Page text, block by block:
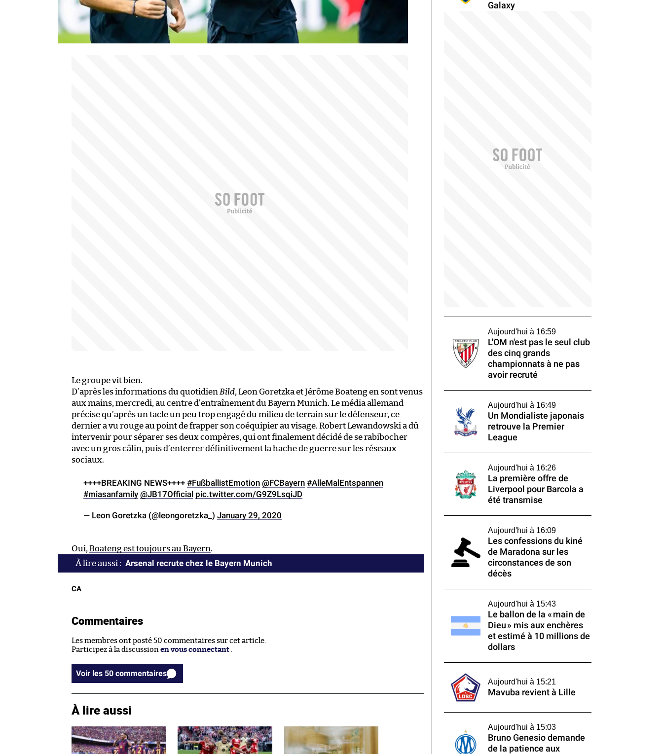
Le groupe vit bien.
D’après les informations du quotidien Bild, Leon Goretzka et Jérôme Boateng en sont venus
aux mains, mercredi, au centre d’entraînement du Bayern Munich. Le média allemand
précise qu’après un tacle un peu trop engagé du milieu de terrain sur le défenseur, ce
dernier a vu rouge au point de frapper son coéquipier au visage. Robert Lewandowski a dû
intervenir pour séparer ses deux compères, qui ont finalement décidé de se rabibocher
avec un gros câlin, puis d’enterrer définitivement la hache de guerre sur les réseaux
sociaux.
++++BREAKING NEWS++++ #FußballistEmotion @FCBayern #AlleMalEntspannen
#miasanfamily @JB17Official pic.twitter.com/G9Z9LsqiJD
— Leon Goretzka (@leongoretzka_) January 29, 2020
Oui, Boateng est toujours au Bayern.
Arsenal recrute chez le Bayern Munich
CA
Commentaires
Les membres ont posté 50 commentaires sur cet article.
Participez à la discussion en vous connectant
Voir les 50 commentaires
À lire aussi
Galaxy
Aujourd'hui à 16:59
L'OM n'est pas le seul club
des cinq grands
championnats à ne pas
avoir recruté
Aujourd'hui à 16:49
Un Mondialiste japonais
retrouve la Premier
League
Aujourd'hui à 16:26
La première offre de
Liverpool pour Barcola a
été transmise
Aujourd'hui à 16:09
Les confessions du kiné
de Maradona sur les
circonstances de son
décès
Aujourd'hui à 15:43
Le ballon de la « main de
Dieu » mis aux enchères
et estimé à 10 millions de
dollars
Aujourd'hui à 15:21
Mavuba revient à Lille
Aujourd'hui à 15:03
Bruno Genesio demande
de la patience aux